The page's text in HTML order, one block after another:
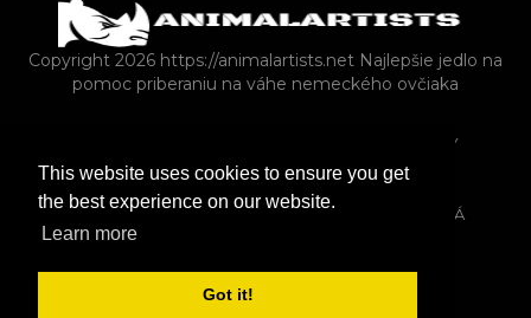
This website uses cookies to ensure you get
the best experience on our website.
Learn more
Got it!
Copyright 2026 https://animalartists.net Najlepšie jedlo na
pomoc priberaniu na váhe nemeckého ovčiaka
PLAZY A OBOJŽIVELNÍKY
VLASTNÍCTVO DOMÁCICH MILÁČIKOV
HOSPODÁRSKE ZVIERATÁ AKO DOMÁCE ZVIERATÁ